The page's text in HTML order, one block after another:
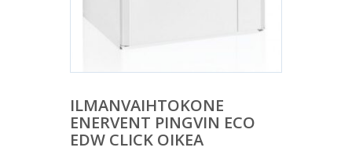
ILMANVAIHTOKONE
ENERVENT PINGVIN ECO
EDW CLICK OIKEA